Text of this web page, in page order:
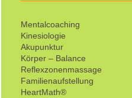
Mentalcoaching
Kinesiologie
Akupunktur
Körper – Balance
Reflexzonenmassage
Familienaufstellung
HeartMath®